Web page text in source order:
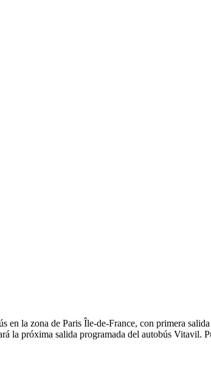
la zona de Paris Île-de-France, con primera
la próxima salida programada del autobús Vitavil.